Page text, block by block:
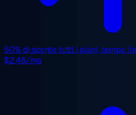
50% di sconto tutti i piani, tempo
$2.48/mo